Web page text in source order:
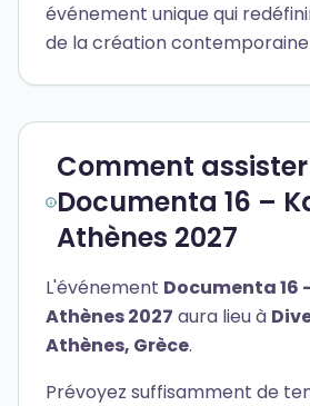
événement unique qui
de la création contemporaine
Comment
Documenta 16 –
Athènes 2027
L'événement Documenta 16
Athènes 2027 aura lieu à
Athènes, Grèce.
Prévoyez suffisamment de